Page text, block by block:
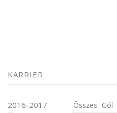
KARRIER
2016-2017 Összes Gól